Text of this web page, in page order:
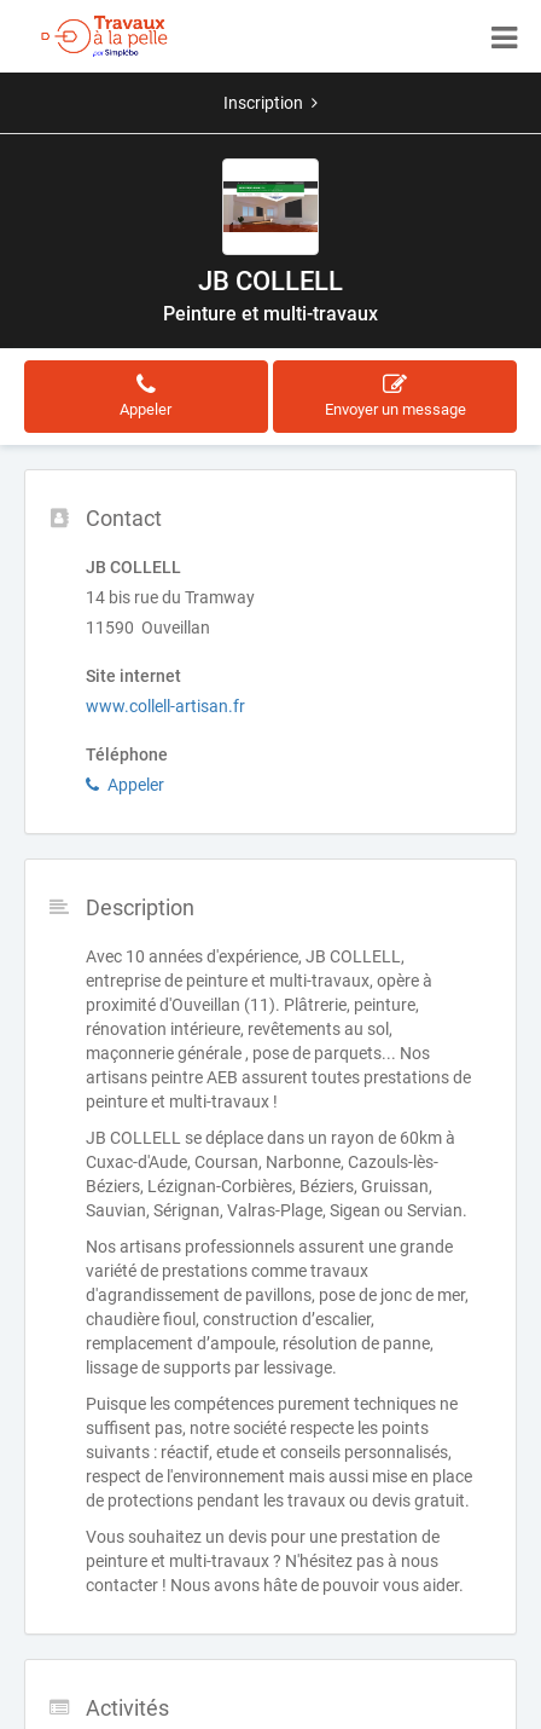
Inscription
JB COLLELL
Peinture et multi-travaux
Appeler Envoyer un message
Contact
JB COLLELL
14 bis rue du Tramway
11590 Ouveillan
Site internet
www.collell-artisan.fr
Téléphone
Appeler
Description
Avec 10 années d'expérience, JB COLLELL,
entreprise de peinture et multi-travaux, opère à
proximité d'Ouveillan (11). Plâtrerie, peinture,
rénovation intérieure, revêtements au sol,
maçonnerie générale , pose de parquets... Nos
artisans peintre AEB assurent toutes prestations de
peinture et multi-travaux !
JB COLLELL se déplace dans un rayon de 60km à
Cuxac-d'Aude, Coursan, Narbonne, Cazouls-lès-
Béziers, Lézignan-Corbières, Béziers, Gruissan,
Sauvian, Sérignan, Valras-Plage, Sigean ou Servian.
Nos artisans professionnels assurent une grande
variété de prestations comme travaux
d'agrandissement de pavillons, pose de jonc de mer,
chaudière fioul, construction d’escalier,
remplacement d’ampoule, résolution de panne,
lissage de supports par lessivage.
Puisque les compétences purement techniques ne
suffisent pas, notre société respecte les points
suivants : réactif, etude et conseils personnalisés,
respect de l'environnement mais aussi mise en place
de protections pendant les travaux ou devis gratuit.
Vous souhaitez un devis pour une prestation de
peinture et multi-travaux ? N'hésitez pas à nous
contacter ! Nous avons hâte de pouvoir vous aider.
Activités